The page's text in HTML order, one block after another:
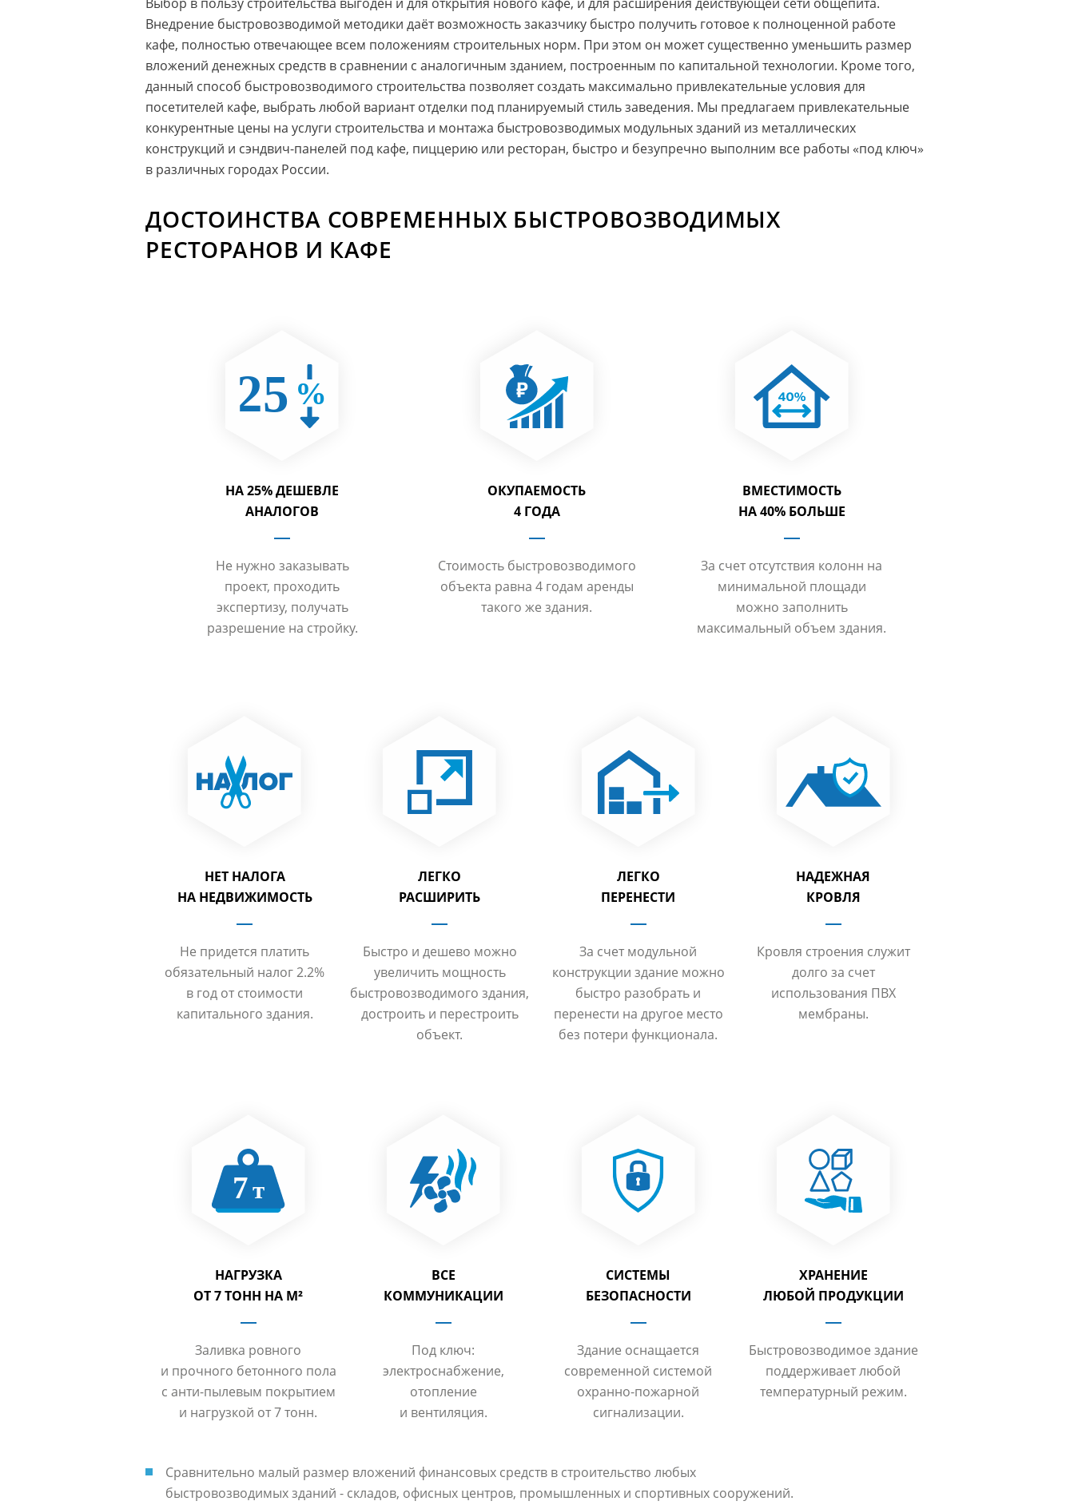
Внедрение быстровозводимой методики даёт возможность заказчику быстро получить готовое к полноценной работе
кафе, полностью отвечающее всем положениям строительных норм. При этом он может существенно уменьшить размер
вложений денежных средств в сравнении с аналогичным зданием, построенным по капитальной технологии. Кроме того,
данный способ быстровозводимого строительства позволяет создать максимально привлекательные условия для
посетителей кафе, выбрать любой вариант отделки под планируемый стиль заведения. Мы предлагаем привлекательные
конкурентные цены на услуги строительства и монтажа быстровозводимых модульных зданий из металлических
конструкций и сэндвич-панелей под кафе, пиццерию или ресторан, быстро и безупречно выполним все работы «под ключ»
в различных городах России.
ДОСТОИНСТВА СОВРЕМЕННЫХ БЫСТРОВОЗВОДИМЫХ
РЕСТОРАНОВ И КАФЕ
НА 25% ДЕШЕВЛЕ
АНАЛОГОВ
Не нужно заказывать
проект, проходить
экспертизу, получать
разрешение на стройку.
ОКУПАЕМОСТЬ
4 ГОДА
Стоимость быстровозводимого
объекта равна 4 годам аренды
такого же здания.
ВМЕСТИМОСТЬ
НА 40% БОЛЬШЕ
За счет отсутствия колонн на
минимальной площади
можно заполнить
максимальный объем здания.
НЕТ НАЛОГА
НА НЕДВИЖИМОСТЬ
Не придется платить
обязательный налог 2.2%
в год от стоимости
капитального здания.
ЛЕГКО
РАСШИРИТЬ
Быстро и дешево можно
увеличить мощность
быстровозводимого здания,
достроить и перестроить
объект.
ЛЕГКО
ПЕРЕНЕСТИ
За счет модульной
конструкции здание можно
быстро разобрать и
перенести на другое место
без потери функционала.
НАДЕЖНАЯ
КРОВЛЯ
Кровля строения служит
долго за счет
использования ПВХ
мембраны.
НАГРУЗКА
ОТ 7 ТОНН НА М²
Заливка ровного
и прочного бетонного пола
с анти-пылевым покрытием
и нагрузкой от 7 тонн.
ВСЕ
КОММУНИКАЦИИ
Под ключ:
электроснабжение,
отопление
и вентиляция.
СИСТЕМЫ
БЕЗОПАСНОСТИ
Здание оснащается
современной системой
охранно-пожарной
сигнализации.
ХРАНЕНИЕ
ЛЮБОЙ ПРОДУКЦИИ
Быстровозводимое здание
поддерживает любой
температурный режим.
Сравнительно малый размер вложений финансовых средств в строительство любых
быстровозводимых зданий - складов, офисных центров, промышленных и спортивных сооружений.